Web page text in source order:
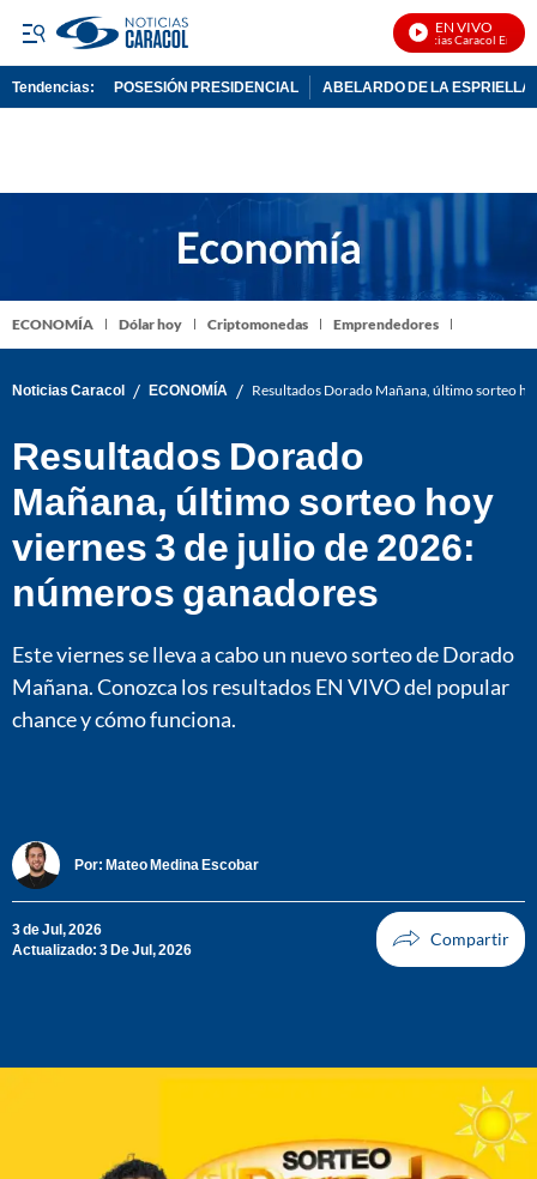
EN VIVO
Noticias Caracol En Vivo
Tendencias: POSESIÓN PRESIDENCIAL ABELARDO DE LA ESPRIELLA
ECONOMÍA Dólar hoy Criptomonedas Emprendedores
Noticias Caracol / ECONOMÍA / Resultados Dorado Mañana, último sorteo
Resultados Dorado
Mañana, último sorteo hoy
viernes 3 de julio de 2026:
números ganadores
Este viernes se lleva a cabo un nuevo sorteo de Dorado
Mañana. Conozca los resultados EN VIVO del popular
chance y cómo funciona.
Por: Mateo Medina Escobar
3 de Jul, 2026
Actualizado: 3 De Jul, 2026